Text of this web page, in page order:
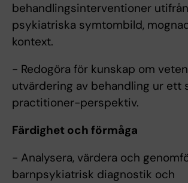
behandlingsinterventioner
psykiatriska symtombild,
kontext.
- Redogöra för kunskap om
utvärdering av behandling ur
practitioner-perspektiv.
Färdighet och förmåga
- Analysera, värdera och
barnpsykiatrisk diagnostik och